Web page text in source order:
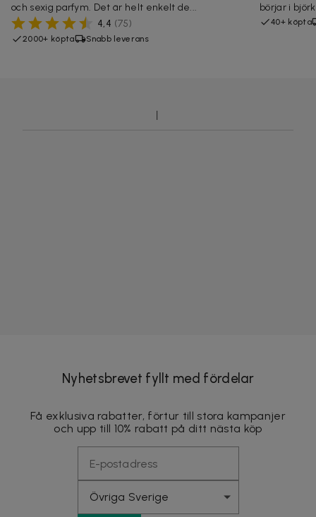
och sexig parfym. Det är helt enkelt de...
4,4 (75)
2000+ köpta Snabb leverans
börjar i
40+ köpta
Nyhetsbrevet fyllt med fördelar
Få exklusiva rabatter, förtur till stora kampanjer
och upp till 10% rabatt på ditt nästa köp